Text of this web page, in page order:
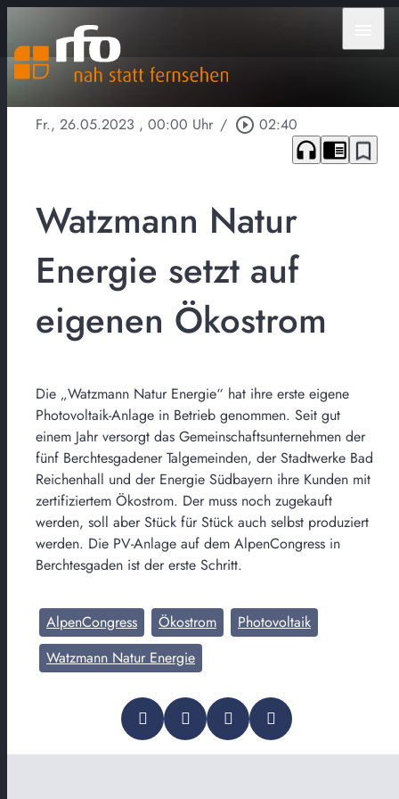
Fr., 26.05.2023 , 00:00 Uhr / play_circle_outline 02:40
headphones chrome_reader_mode bookmark_border
Watzmann Natur
Energie setzt auf
eigenen Ökostrom
Die „Watzmann Natur Energie“ hat ihre erste eigene
Photovoltaik-Anlage in Betrieb genommen. Seit gut
einem Jahr versorgt das Gemeinschaftsunternehmen der
fünf Berchtesgadener Talgemeinden, der Stadtwerke Bad
Reichenhall und der Energie Südbayern ihre Kunden mit
zertifiziertem Ökostrom. Der muss noch zugekauft
werden, soll aber Stück für Stück auch selbst produziert
werden. Die PV-Anlage auf dem AlpenCongress in
Berchtesgaden ist der erste Schritt.
AlpenCongress Ökostrom
Photovoltaik
Watzmann Natur Energie